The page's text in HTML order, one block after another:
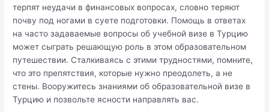
терпят неудачи в финансовых вопросах, словно теряют
почву под ногами в суете подготовки. Помощь в ответах
на часто задаваемые вопросы об учебной визе в Турцию
может сыграть решающую роль в этом образовательном
путешествии. Сталкиваясь с этими трудностями, помните,
что это препятствия, которые нужно преодолеть, а не
стены. Вооружитесь знаниями об образовательной визе в
Турцию и позвольте ясности направлять вас.